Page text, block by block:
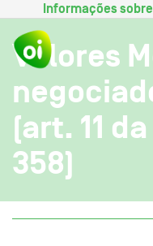
Informações
Valores
(art. 11
358)